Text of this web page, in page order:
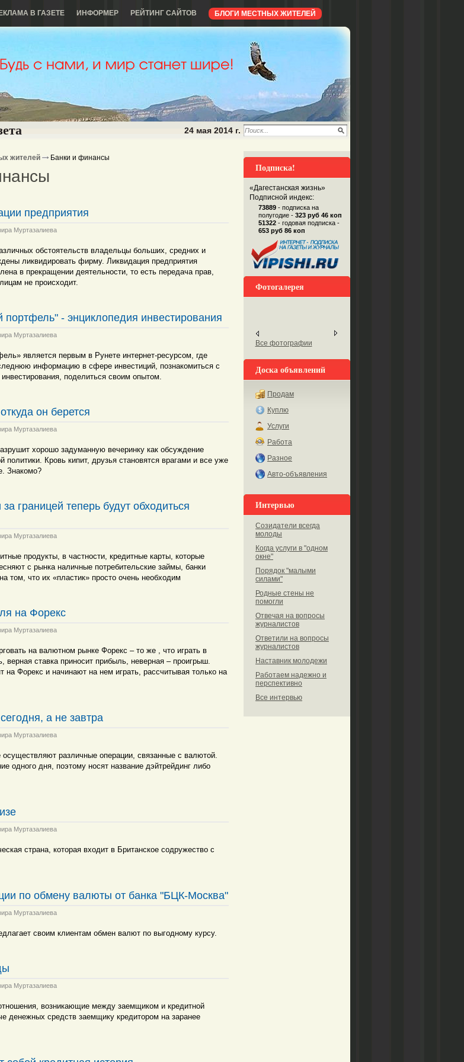
В ГАЗЕТЕ ИНФОРМЕР РЕЙТИНГ САЙТОВ БЛОГИ МЕСТНЫХ ЖИТЕЛЕЙ
24 мая 2014 г.
жителей Банки и финансы
предприятия
Муртазалиева
обстоятельств владельцы больших, средних и
ликвидировать фирму. Ликвидация предприятия
в прекращении деятельности, то есть передача прав,
не происходит.
портфель" - энциклопедия инвестирования
Муртазалиева
является первым в Рунете интернет-ресурсом, где
информацию в сфере инвестиций, познакомиться с
поделиться своим опытом.
он берется
Муртазалиева
хорошо задуманную вечеринку как обсуждение
политики. Кровь кипит, друзья становятся врагами и все уже
Знакомо?
границей теперь будут обходиться
Муртазалиева
продукты, в частности, кредитные карты, которые
с рынка наличные потребительские займы, банки
том, что их «пластик» просто очень необходим
на Форекс
Муртазалиева
на валютном рынке Форекс – то же , что играть в
верная ставка приносит прибыль, неверная – проигрыш.
на Форекс и начинают на нем играть, рассчитывая только на
а не завтра
Муртазалиева
различные операции, связанные с валютой.
одного дня, поэтому носят название дэйтрейдинг либо
Муртазалиева
страна, которая входит в Британское содружество с
по обмену валюты от банка "БЦК-Москва"
Муртазалиева
своим клиентам обмен валют по выгодному курсу.
Муртазалиева
возникающие между заемщиком и кредитной
денежных средств заемщику кредитором на заранее
Подписка!
«Дагестанская жизнь»
Подписной индекс:
73889 - подписка на
полугодие - 323 руб 46 коп
51322 - годовая подписка -
653 руб 86 коп
Фотогалерея
Все фотографии
Доска объявлений
Продам
Куплю
Услуги
Работа
Разное
Авто-объявления
Интервью
Созидатели всегда
молоды
Когда услуги в "одном
окне"
Порядок "малыми
силами"
Родные стены не
помогли
Отвечая на вопросы
журналистов
Ответили на вопросы
журналистов
Наставник молодежи
Работаем надежно и
перспективно
Все интервью